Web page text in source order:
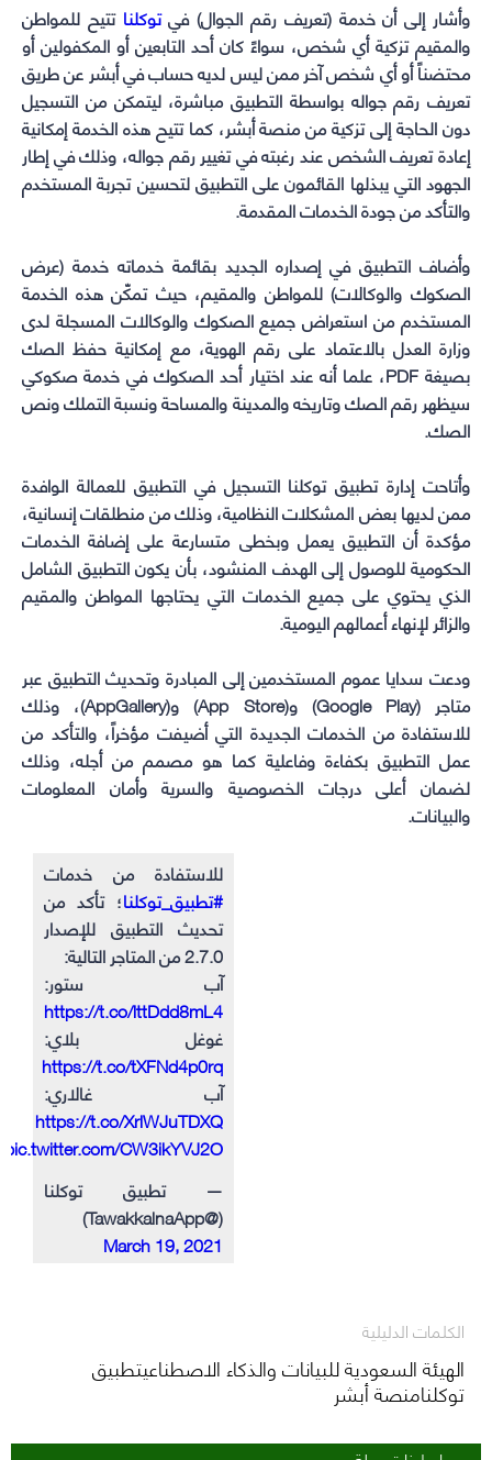
وأشار إلى أن خدمة (تعريف رقم الجوال) فيتوكلنا تتيح للمواطن
والمقيم تزكية أي شخص، سواءً كان أحد التابعين أو المكفولين أو
محتضناً أو أي شخص آخر ممن ليس لديه حساب في أبشر عن طريق
تعريف رقم جواله بواسطة التطبيق مباشرة، ليتمكن من التسجيل
دون الحاجة إلى تزكية من منصة أبشر، كما تتيح هذه الخدمة إمكانية
إعادة تعريف الشخص عند رغبته في تغيير رقم جواله، وذلك في إطار
الجهود التي يبذلها القائمون على التطبيق لتحسين تجربة المستخدم
والتأكد من جودة الخدمات المقدمة.
وأضاف التطبيق في إصداره الجديد بقائمة خدماته خدمة (عرض
الصكوك والوكالات) للمواطن والمقيم، حيث تمكّن هذه الخدمة
المستخدم من استعراض جميع الصكوك والوكالات المسجلة لدى
وزارة العدل بالاعتماد على رقم الهوية، مع إمكانية حفظ الصك
بصيغة PDF، علما أنه عند اختيار أحد الصكوك في خدمة صكوكي
سيظهر رقم الصك وتاريخه والمدينة والمساحة ونسبة التملك ونص
الصك.
وأتاحت إدارة تطبيق توكلنا التسجيل في التطبيق للعمالة الوافدة
ممن لديها بعض المشكلات النظامية، وذلك من منطلقات إنسانية،
مؤكدة أن التطبيق يعمل وبخطى متسارعة على إضافة الخدمات
الحكومية للوصول إلى الهدف المنشود، بأن يكون التطبيق الشامل
الذي يحتوي على جميع الخدمات التي يحتاجها المواطن والمقيم
والزائر لإنهاء أعمالهم اليومية.
ودعت سدايا عموم المستخدمين إلى المبادرة وتحديث التطبيق عبر
متاجر (Google Play) و(App Store) و(AppGallery)، وذلك
للاستفادة من الخدمات الجديدة التي أضيفت مؤخراً، والتأكد من
عمل التطبيق بكفاءة وفاعلية كما هو مصمم من أجله، وذلك
لضمان أعلى درجات الخصوصية والسرية وأمان المعلومات
والبيانات.
للاستفادة من خدمات
#تطبيق_توكلنا؛ تأكد من
تحديث التطبيق للإصدار
2.7.0 من المتاجر التالية:
آب ستور:
https://t.co/lttDdd8mL4
غوغل بلاي:
https://t.co/tXFNd4p0rq
آب غالاري:
https://t.co/XrlWJuTDXQ
pic.twitter.com/CW3ikYVJ2O
— تطبيق توكلنا
(@TawakkalnaApp)
March 19, 2021
الكلمات الدليلية
الهيئة السعودية للبيانات والذكاء الاصطناعيتطبيق
توكلنامنصة أبشر